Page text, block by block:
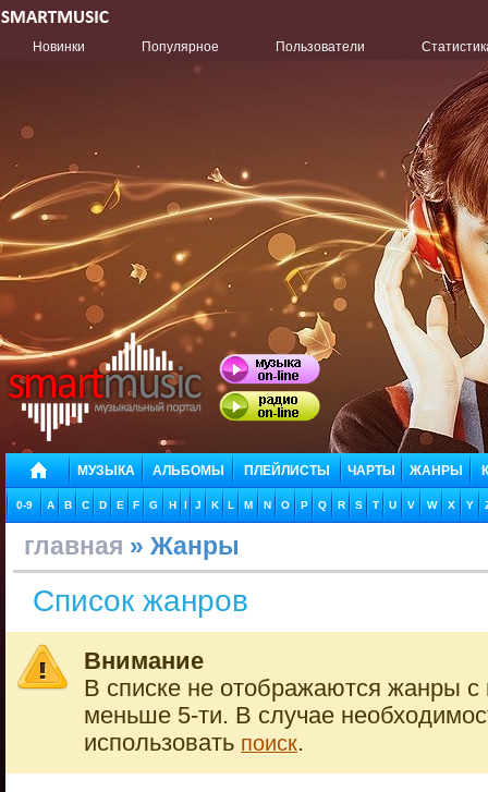
Новинки Популярное Пользователи
МУЗЫКА АЛЬБОМЫ ПЛЕЙЛИСТЫ ЧАРТЫ ЖАНРЫ
0-9 A B C D E F G H I J K L M N O P Q R S T U V W X Y
главная » Жанры
Список жанров
Внимание
В списке не отображаются жанры с
меньше 5-ти. В случае
использовать поиск.